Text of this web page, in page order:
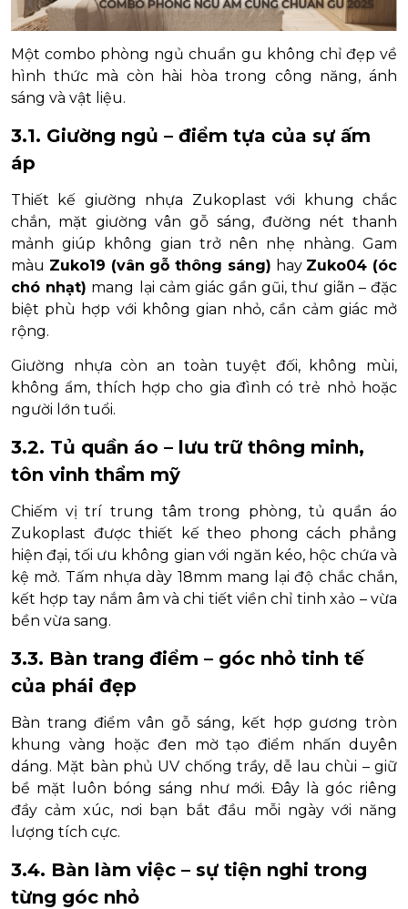
Một combo phòng ngủ chuẩn gu không chỉ đẹp về
hình thức mà còn hài hòa trong công năng, ánh
sáng và vật liệu.
3.1. Giường ngủ – điểm tựa của sự ấm
áp
Thiết kế giường nhựa Zukoplast với khung chắc
chắn, mặt giường vân gỗ sáng, đường nét thanh
mảnh giúp không gian trở nên nhẹ nhàng. Gam
màu Zuko19 (vân gỗ thông sáng) hay Zuko04 (óc
chó nhạt) mang lại cảm giác gần gũi, thư giãn – đặc
biệt phù hợp với không gian nhỏ, cần cảm giác mở
rộng.
Giường nhựa còn an toàn tuyệt đối, không mùi,
không ẩm, thích hợp cho gia đình có trẻ nhỏ hoặc
người lớn tuổi.
3.2. Tủ quần áo – lưu trữ thông minh,
tôn vinh thẩm mỹ
Chiếm vị trí trung tâm trong phòng, tủ quần áo
Zukoplast được thiết kế theo phong cách phẳng
hiện đại, tối ưu không gian với ngăn kéo, hộc chứa và
kệ mở. Tấm nhựa dày 18mm mang lại độ chắc chắn,
kết hợp tay nắm âm và chi tiết viền chỉ tinh xảo – vừa
bền vừa sang.
3.3. Bàn trang điểm – góc nhỏ tinh tế
của phái đẹp
Bàn trang điểm vân gỗ sáng, kết hợp gương tròn
khung vàng hoặc đen mờ tạo điểm nhấn duyên
dáng. Mặt bàn phủ UV chống trầy, dễ lau chùi – giữ
bề mặt luôn bóng sáng như mới. Đây là góc riêng
đầy cảm xúc, nơi bạn bắt đầu mỗi ngày với năng
lượng tích cực.
3.4. Bàn làm việc – sự tiện nghi trong
từng góc nhỏ